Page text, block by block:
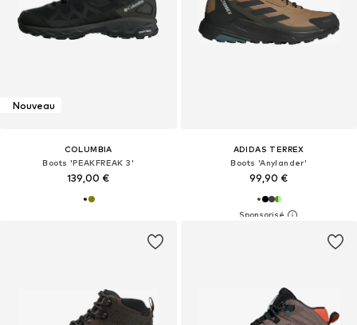
Nouveau
COLUMBIA
Boots 'PEAKFREAK 3'
139,00 €
ADIDAS TERREX
Boots 'Anylander'
99,90 €